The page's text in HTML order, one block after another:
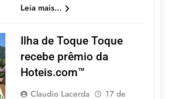
Leia mais...
Ilha de Toque Toque
recebe prêmio da
Hoteis.com™
Claudio Lacerda
17 de